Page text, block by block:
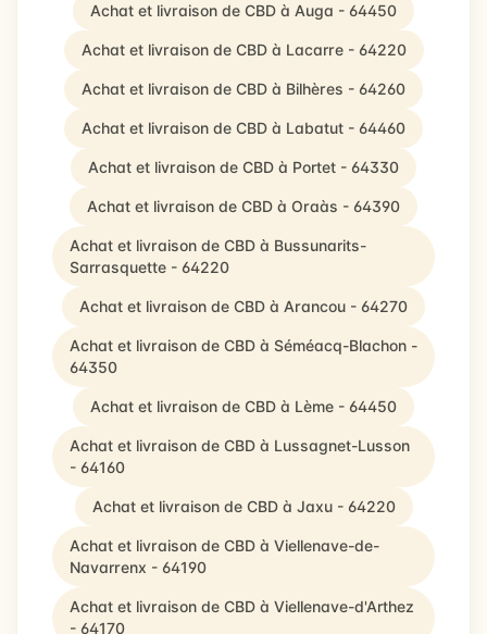
Achat et livraison de CBD à Auga - 64450
Achat et livraison de CBD à Lacarre - 64220
Achat et livraison de CBD à Bilhères - 64260
Achat et livraison de CBD à Labatut - 64460
Achat et livraison de CBD à Portet - 64330
Achat et livraison de CBD à Oraàs - 64390
Achat et livraison de CBD à Bussunarits-
Sarrasquette - 64220
Achat et livraison de CBD à Arancou - 64270
Achat et livraison de CBD à Séméacq-Blachon -
64350
Achat et livraison de CBD à Lème - 64450
Achat et livraison de CBD à Lussagnet-Lusson
- 64160
Achat et livraison de CBD à Jaxu - 64220
Achat et livraison de CBD à Viellenave-de-
Navarrenx - 64190
Achat et livraison de CBD à Viellenave-d'Arthez
- 64170